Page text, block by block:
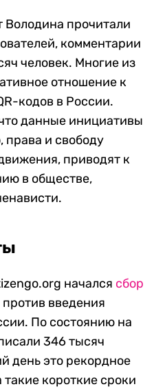
Володина прочитали
комментарии
человек. Многие из
отношение к
кодов в России.
данные инициативы
и свободу
приводят к
в обществе,
начался сбор
введения
По состоянию на
346 тысяч
день это рекордное
короткие сроки